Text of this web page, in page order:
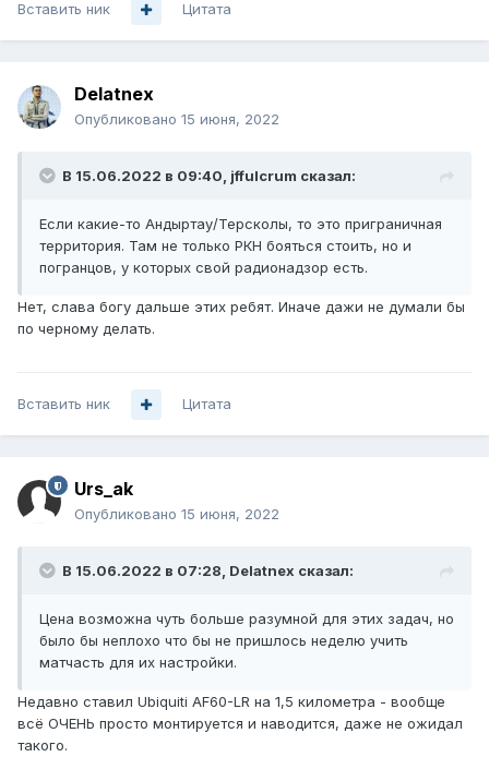
Вставить ник Цитата
Delatnex
Опубликовано 15 июня, 2022
В 15.06.2022 в 09:40, jffulcrum сказал:
Если какие-то Андыртау/Терсколы, то это приграничная
территория. Там не только РКН бояться стоить, но и
погранцов, у которых свой радионадзор есть.
Нет, слава богу дальше этих ребят. Иначе дажи не думали бы
по черному делать.
Вставить ник Цитата
Urs_ak
Опубликовано 15 июня, 2022
В 15.06.2022 в 07:28, Delatnex сказал:
Цена возможна чуть больше разумной для этих задач, но
было бы неплохо что бы не пришлось неделю учить
матчасть для их настройки.
Недавно ставил Ubiquiti AF60-LR на 1,5 километра - вообще
всё ОЧЕНЬ просто монтируется и наводится, даже не ожидал
такого.